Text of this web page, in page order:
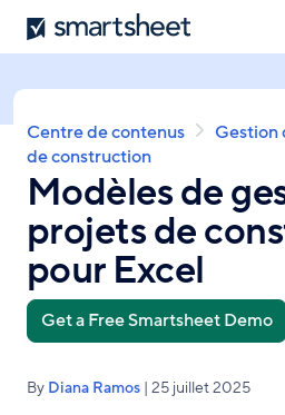
Aller
au
principal
Smartsheet
Fil
d'Ariane
Centre de contenus Gestion
de construction
Modèles de
projets de
pour Excel
Get a Free Smartsheet Demo
By Diana Ramos | 25 juillet 2025